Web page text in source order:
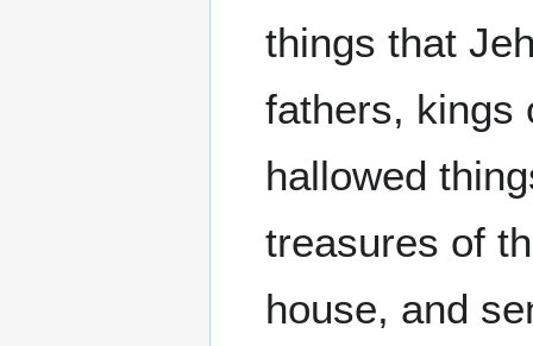
things that
fathers, kings
hallowed
treasures of
house, and